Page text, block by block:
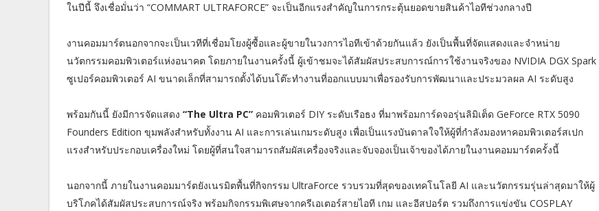
ในปีนี้ จึงเชื่อมั่นว่า “COMMART ULTRAFORCE” จะเป็นอีกแรงสำคัญในการกระตุ้นยอดขายสินค้าไอทีช่วงกลางปี
งานคอมมาร์ตนอกจากจะเป็นเวทีที่เชื่อมโยงผู้ซื้อและผู้ขายในวงการไอทีเข้าด้วยกันแล้ว ยังเป็นพื้นที่จัดแสดงและจำหน่าย
นวัตกรรมคอมพิวเตอร์แห่งอนาคต โดยภายในงานครั้งนี้ ผู้เข้าชมจะได้สัมผัสประสบการณ์การใช้งานจริงของ NVIDIA DGX Spark
ซูเปอร์คอมพิวเตอร์ AI ขนาดเล็กที่สามารถตั้งได้บนโต๊ะทำงานที่ออกแบบมาเพื่อรองรับการพัฒนาและประมวลผล AI ระดับสูง
พร้อมกันนี้ ยังมีการจัดแสดง “The Ultra PC” คอมพิวเตอร์ DIY ระดับเรือธง ที่มาพร้อมการ์ดจอรุ่นลิมิเต็ด GeForce RTX 5090
Founders Edition ขุมพลังสำหรับทั้งงาน AI และการเล่นเกมระดับสูง เพื่อเป็นแรงบันดาลใจให้ผู้ที่กำลังมองหาคอมพิวเตอร์สเปก
แรงสำหรับประกอบเครื่องใหม่ โดยผู้ที่สนใจสามารถสัมผัสเครื่องจริงและจับจองเป็นเจ้าของได้ภายในงานคอมมาร์ตครั้งนี้
นอกจากนี้ ภายในงานคอมมาร์ตยังเนรมิตพื้นที่กิจกรรม UltraForce รวบรวมที่สุดของเทคโนโลยี AI และนวัตกรรมรุ่นล่าสุดมาให้ผู้
บริโภคได้สัมผัสประสบการณ์จริง พร้อมกิจกรรมพิเศษจากครีเอเตอร์สายไอที เกม และอีสปอร์ต รวมถึงการแข่งขัน COSPLAY